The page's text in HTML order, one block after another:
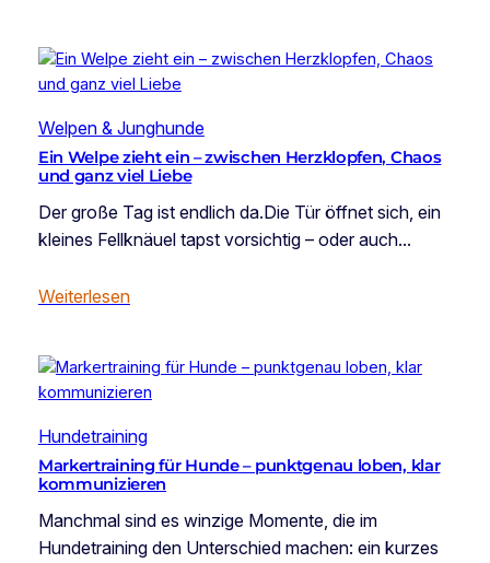
Welpen & Junghunde
Ein Welpe zieht ein – zwischen Herzklopfen, Chaos
und ganz viel Liebe
Der große Tag ist endlich da.Die Tür öffnet sich, ein
kleines Fellknäuel tapst vorsichtig – oder auch…
Weiterlesen
Hundetraining
Markertraining für Hunde – punktgenau loben, klar
kommunizieren
Manchmal sind es winzige Momente, die im
Hundetraining den Unterschied machen: ein kurzes